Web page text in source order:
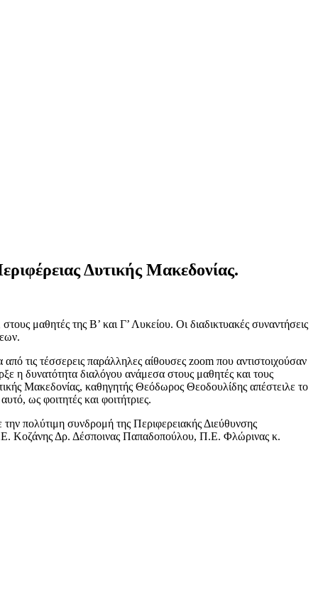
Δυτικής Μακεδονίας.
μαθητές της Β’ και Γ’ Λυκείου. Οι διαδικτυακές συναντήσεις
τις τέσσερεις παράλληλες αίθουσες zoom που αντιστοιχούσαν
η δυνατότητα διαλόγου ανάμεσα στους μαθητές και τους
Μακεδονίας, καθηγητής Θεόδωρος Θεοδουλίδης απέστειλε το
ως φοιτητές και φοιτήτριες.
πολύτιμη συνδρομή της Περιφερειακής Διεύθυνσης
Κοζάνης Δρ. Δέσποινας Παπαδοπούλου, Π.Ε. Φλώρινας κ.